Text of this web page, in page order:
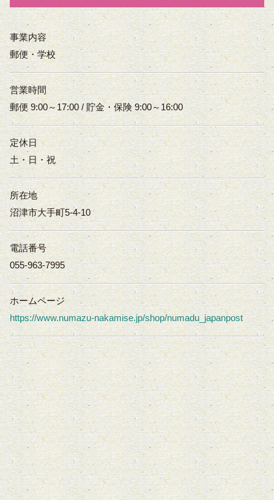
事業内容
郵便・学校
営業時間
郵便 9:00～17:00 / 貯金・保険 9:00～16:00
定休日
土・日・祝
所在地
沼津市大手町5-4-10
電話番号
055-963-7995
ホームページ
https://www.numazu-nakamise.jp/shop/numadu_japanpost